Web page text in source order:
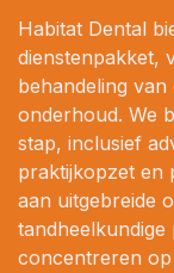
Habitat Dental
dienstenpakket,
behandeling
onderhoud. We
stap, inclusief
praktijkopzet en
aan uitgebreide
concentreren